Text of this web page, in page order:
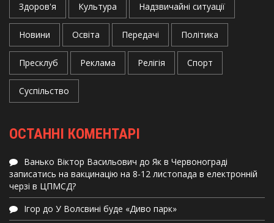
Здоров'я Культура Надзвичайні ситуації
Новини Освіта Передачі Політика
Пресклуб Реклама Релігія Спорт
Суспільство
ОСТАННІ КОМЕНТАРІ
Ванько Віктор Васильович до Як в Червонограді
записатись на вакцинацію на 8-12 листопада в електронній
черзі в ЦПМСД?
Ігор до У Волсвині буде «Диво парк»